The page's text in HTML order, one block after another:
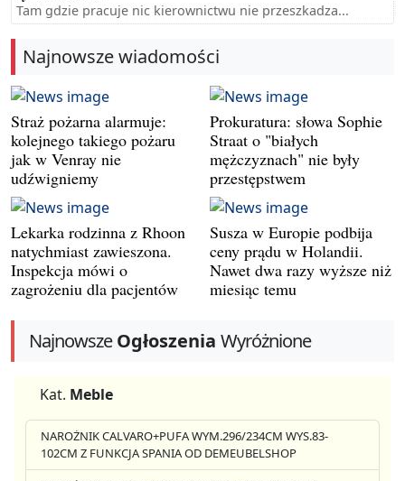
Tam gdzie pracuje nic kierownictwu nie przeszkadza...
Najnowsze wiadomości
Straż pożarna alarmuje:
kolejnego takiego pożaru
jak w Venray nie
udźwigniemy
Prokuratura: słowa Sophie
Straat o "białych
mężczyznach" nie były
przestępstwem
Lekarka rodzinna z Rhoon
natychmiast zawieszona.
Inspekcja mówi o
zagrożeniu dla pacjentów
Susza w Europie podbija
ceny prądu w Holandii.
Nawet dwa razy wyższe niż
miesiąc temu
NajnowszeOgłoszenia Wyróżnione
Kat. Meble
NAROŻNIK CALVARO+PUFA WYM.296/234CM WYS.83-
102CM Z FUNKCJA SPANIA OD DEMEUBELSHOP